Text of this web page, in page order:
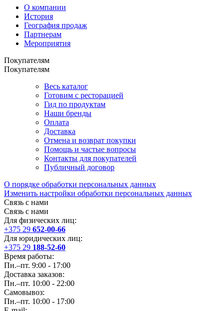
О компании
История
География продаж
Партнерам
Мероприятия
Покупателям
Покупателям
Весь каталог
Готовим с ресторацией
Гид по продуктам
Наши бренды
Оплата
Доставка
Отмена и возврат покупки
Помощь и частые вопросы
Контакты для покупателей
Публичный договор
О порядке обработки персональных данных
Изменить настройки обработки персональных данных
Связь с нами
Связь с нами
Для физических лиц:
+375 29 652-00-66
Для юридических лиц:
+375 29 188-52-60
Время работы:
Пн.–пт. 9:00 - 17:00
Доставка заказов:
Пн.–пт. 10:00 - 22:00
Самовывоз:
Пн.–пт. 10:00 - 17:00